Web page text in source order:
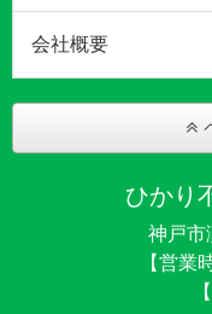
会社概要
ひかり
神戸市
【営業